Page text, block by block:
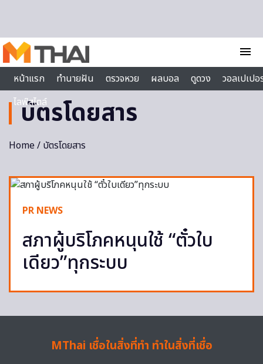
menu
หน้าแรก
ทำนายฝัน ตรวจหวย ผลบอล ดูดวง
วอลเปเป
ไลฟ์สไตล์
บัตรโดยสาร
Home/ บัตรโดยสาร
PR NEWS
สภาผู้บริโภคหนุนใช้ “ตั๋วใบ
เดียว”ทุกระบบ
MThai เชื่อในสิ่งที่ทำ ทำในสิ่งที่เชื่อ